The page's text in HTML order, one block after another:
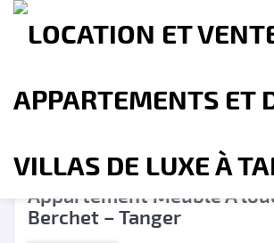
A propos
❮ ❯
Appartement Meublé A
Berchet – Tanger